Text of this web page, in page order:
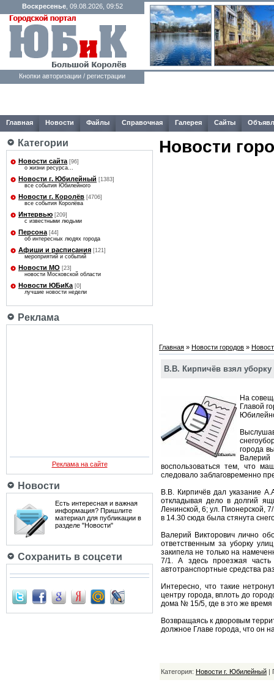
Воскресенье, 09.08.2026, 09:52
Кнопки авторизации / регистрации
Главная Новости Файлы Справочная Галерея Сайты
Категории
Новости сайта [96]
о жизни ресурса...
Новости г. Юбилейный [1383]
все события Юбилейного
Новости г. Королёв [4706]
все события Королёва
Интервью [209]
с известными людьми
Персона [44]
об интересных людях города
Афиши и расписания [121]
мероприятий и событий
Новости МО [23]
новости Московской области
Новости ЮБиКа [0]
лучшие новости недели
Реклама
Реклама на сайте
Новости
Есть интересная и важная
информация? Пришлите
материал для публикации в
разделе "Новости"
Сохранить в соцсети
Новости
Главная » Новости городов »
В.В. Кирпичёв взял
На
Главой
города
воспользоваться тем, что
следовало заблаговременно
В.В. Кирпичёв дал указание
откладывая дело в долгий
Ленинской, 6; ул. Пионерской,
в 14.30 сюда была стянута
Валерий Викторович лично
ответственным за уборку
закипела не только на
7/1. А здесь проезжая
автотранспортные средства
Интересно, что такие
центру города, вплоть до
дома № 15/5, где в это же
Возвращаясь к дворовым
должное Главе города, что он
Категория: Новости г. Юбилейный |